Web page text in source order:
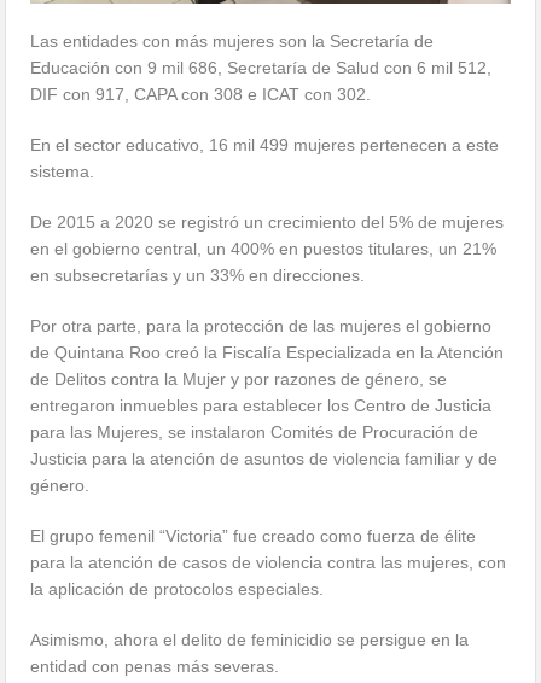
Las entidades con más mujeres son la Secretaría de
Educación con 9 mil 686, Secretaría de Salud con 6 mil 512,
DIF con 917, CAPA con 308 e ICAT con 302.
En el sector educativo, 16 mil 499 mujeres pertenecen a este
sistema.
De 2015 a 2020 se registró un crecimiento del 5% de mujeres
en el gobierno central, un 400% en puestos titulares, un 21%
en subsecretarías y un 33% en direcciones.
Por otra parte, para la protección de las mujeres el gobierno
de Quintana Roo creó la Fiscalía Especializada en la Atención
de Delitos contra la Mujer y por razones de género, se
entregaron inmuebles para establecer los Centro de Justicia
para las Mujeres, se instalaron Comités de Procuración de
Justicia para la atención de asuntos de violencia familiar y de
género.
El grupo femenil “Victoria” fue creado como fuerza de élite
para la atención de casos de violencia contra las mujeres, con
la aplicación de protocolos especiales.
Asimismo, ahora el delito de feminicidio se persigue en la
entidad con penas más severas.